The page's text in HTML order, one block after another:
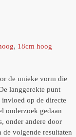
, 18cm hoog
de unieke vorm die
langgerekte punt
op de directe
onderzoek gedaan
onder andere door
volgende resultaten